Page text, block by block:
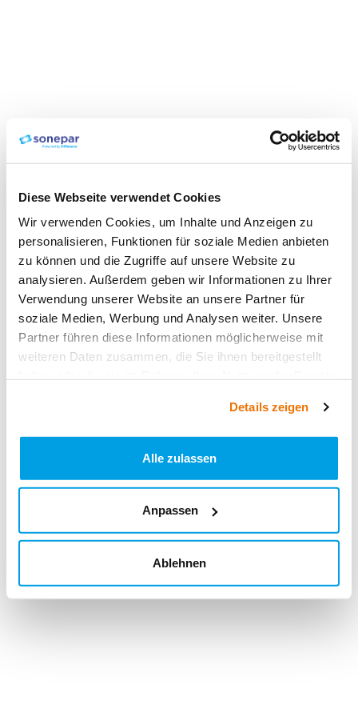
Diese Webseite verwendet Cookies
Wir verwenden Cookies, um Inhalte und Anzeigen zu
personalisieren, Funktionen für soziale Medien anbieten
zu können und die Zugriffe auf unsere Website zu
analysieren. Außerdem geben wir Informationen zu Ihrer
Verwendung unserer Website an unsere Partner für
soziale Medien, Werbung und Analysen weiter. Unsere
Partner führen diese Informationen möglicherweise mit
weiteren Daten zusammen, die Sie ihnen bereitgestellt
Details zeigen
Alle zulassen
Anpassen
Ablehnen